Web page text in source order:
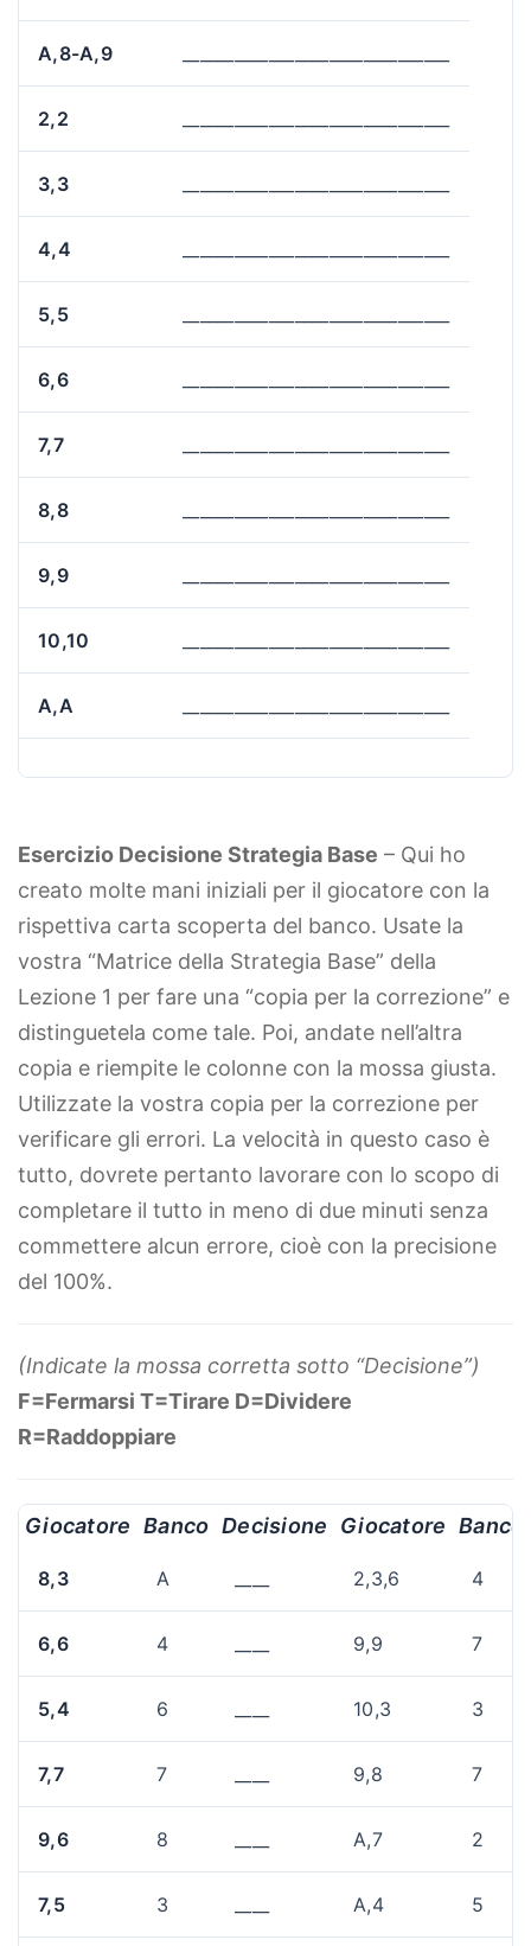
A,8-A,9
2,2
3,3
4,4
5,5
6,6
7,7
8,8
9,9
10,10
A,A
Esercizio Decisione Strategia Base – Qui ho
creato molte mani iniziali per il giocatore con la
rispettiva carta scoperta del banco. Usate la
vostra “Matrice della Strategia Base” della
Lezione 1 per fare una “copia per la correzione” e
distinguetela come tale. Poi, andate nell’altra
copia e riempite le colonne con la mossa giusta.
Utilizzate la vostra copia per la correzione per
verificare gli errori. La velocità in questo caso è
tutto, dovrete pertanto lavorare con lo scopo di
completare il tutto in meno di due minuti senza
commettere alcun errore, cioè con la precisione
del 100%.
(Indicate la mossa corretta sotto “Decisione”)
F=Fermarsi T=Tirare D=Dividere
R=Raddoppiare
Giocatore Banco Decisione Giocatore Banco
8,3 A 2,3,6 4
6,6 4 9,9 7
5,4 6 10,3 3
7,7 7 9,8 7
9,6 8 A,7 2
7,5 3 A,4 5